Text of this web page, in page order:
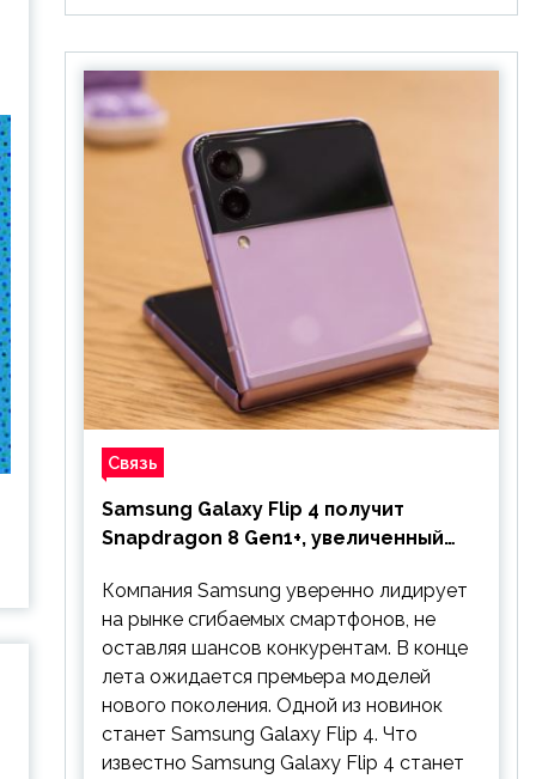
Связь
Samsung Galaxy Flip 4 получит
Snapdragon 8 Gen1+, увеличенный
дешевле предшественника
Компания Samsung уверенно лидирует
на рынке сгибаемых смартфонов, не
оставляя шансов конкурентам. В конце
лета ожидается премьера моделей
нового поколения. Одной из новинок
станет Samsung Galaxy Flip 4. Что
известно Samsung Galaxy Flip 4 станет